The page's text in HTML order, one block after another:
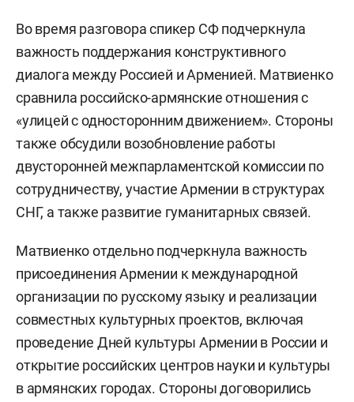
Во время разговора спикер СФ подчеркнула
важность поддержания конструктивного
диалога между Россией и Арменией. Матвиенко
сравнила российско-армянские отношения с
«улицей с односторонним движением». Стороны
также обсудили возобновление работы
двусторонней межпарламентской комиссии по
сотрудничеству, участие Армении в структурах
СНГ, а также развитие гуманитарных связей.
Матвиенко отдельно подчеркнула важность
присоединения Армении к международной
организации по русскому языку и реализации
совместных культурных проектов, включая
проведение Дней культуры Армении в России и
открытие российских центров науки и культуры
в армянских городах. Стороны договорились